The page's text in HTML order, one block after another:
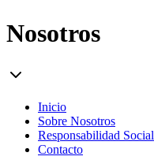
Nosotros
Inicio
Sobre Nosotros
Responsabilidad Social
Contacto